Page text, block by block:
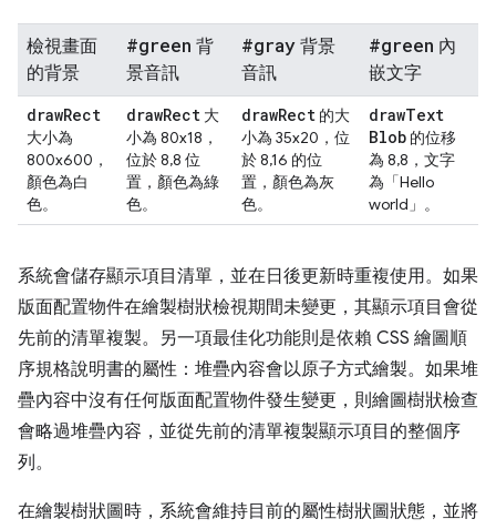
檢視畫面
的背景
#green 背
景音訊
#gray 背景
音訊
#green 內
嵌文字
drawRect
大小為
800x600，
顏色為白
色。
drawRect 大
小為 80x18，
位於 8,8 位
置，顏色為綠
色。
drawRect 的大
小為 35x20，位
於 8,16 的位
置，顏色為灰
色。
drawText
Blob 的位移
為 8,8，文字
為「Hello
world」。
系統會儲存顯示項目清單，並在日後更新時重複使用。如果
版面配置物件在繪製樹狀檢視期間未變更，其顯示項目會從
先前的清單複製。另一項最佳化功能則是依賴 CSS 繪圖順
序規格說明書的屬性：堆疊內容會以原子方式繪製。如果堆
疊內容中沒有任何版面配置物件發生變更，則繪圖樹狀檢查
會略過堆疊內容，並從先前的清單複製顯示項目的整個序
列。
在繪製樹狀圖時，系統會維持目前的屬性樹狀圖狀態，並將